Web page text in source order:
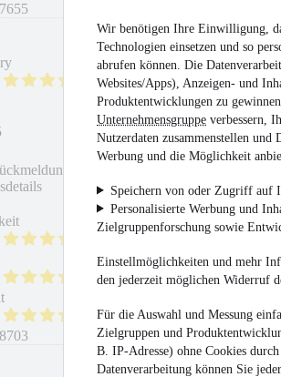
Wir benötigen Ihre Einwilligung,
Technologien einsetzen und so
abrufen können. Die
Websites/Apps), Anzeigen- und
Produktentwicklungen zu
Unternehmensgruppe verbessern,
Nutzerdaten zusammenstellen und
Werbung und die Möglichkeit
Speichern von oder Zugriff auf
Personalisierte Werbung und
Zielgruppenforschung sowie
Einstellmöglichkeiten und mehr
den jederzeit möglichen Widerruf
Für die Auswahl und Messung
Zielgruppen und
B. IP-Adresse) ohne Cookies
Datenverarbeitung können Sie
Fahrzeug gekauft
Weiterempfehlungen